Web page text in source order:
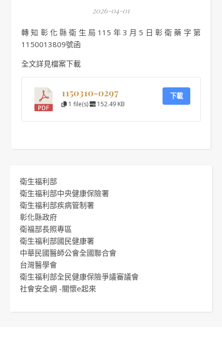
2026-04-01
轉知彰化縣衛生局115年3月5日彰衛藥字第
1150013809號函
全文詳見檔案下載
1150310-0297
1 file(s) 152.49 KB
下載
衛生福利部
衛生福利部中央健康保險署
衛生福利部疾病管制署
彰化縣政府
衛福部長照專區
衛生福利部國民健康署
中華民國醫師公會全國聯合會
台灣醫學會
衛生福利部全民健康保險爭議審議會
社會安全網 -關懷e起來